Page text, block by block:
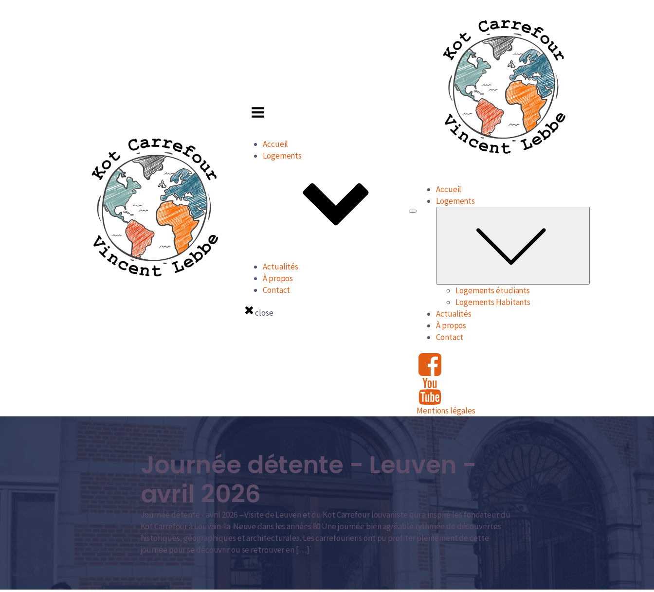
Accueil
Logements
Actualités
À propos
Contact
close
Accueil
Logements
Logements étudiants
Logements Habitants
Actualités
À propos
Contact
Mentions légales
Journée détente - Leuven -
avril 2026
Journée détente - avril 2026 – Visite de Leuven et du Kot Carrefour louvaniste qui a inspiré les fondateur du
Kot Carrefour à Louvain-la-Neuve dans les années 80 Une journée bien agréable rythmée de découvertes
historiques, géographiques et architecturales. Les carrefouriens ont pu profiter pleinement de cette
journée pour se découvrir ou se retrouver en […]